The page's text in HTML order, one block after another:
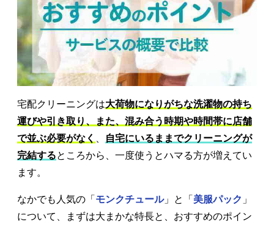
宅配クリーニングは大荷物になりがちな洗濯物の持ち
運びや引き取り、また、混み合う時期や時間帯に店舗
で並ぶ必要がなく
自宅にいるままでクリーニングが
完結するところから、一度使うとハマる方が増えてい
ます。
なかでも人気の「 モンクチュール」と「 美服パック 」
について、まずは大まかな特長と、おすすめのポイン